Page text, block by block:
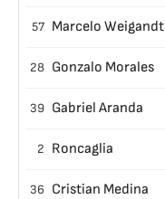
57 Marcelo Weigandt
28 Gonzalo Morales
39 Gabriel Aranda
2 Roncaglia
36 Cristian Medina